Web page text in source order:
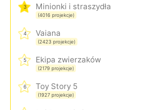
3 Minionki i straszydła
(4016 projekcje)
4 Vaiana
(2423 projekcje)
5 Ekipa zwierzaków
(2179 projekcje)
6 Toy Story 5
(1927 projekcje)